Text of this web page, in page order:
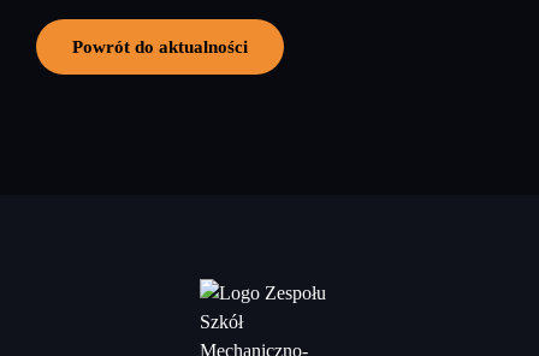
Powrót do aktualności